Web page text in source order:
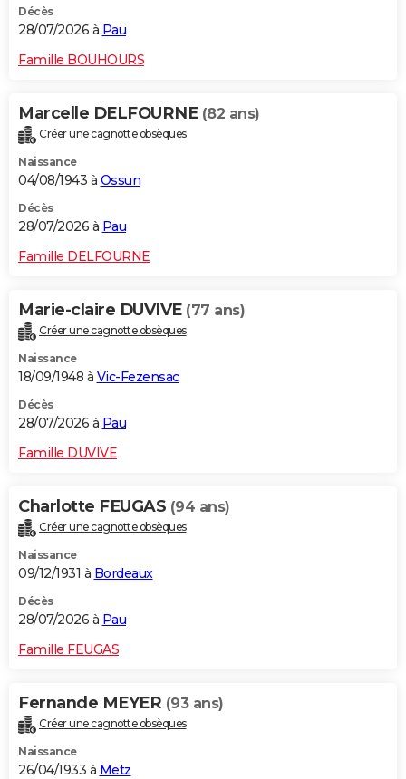
Décès
28/07/2026 à Pau
Famille BOUHOURS
Marcelle DELFOURNE (82 ans)
Créer une cagnotte obsèques
Naissance
04/08/1943 à Ossun
Décès
28/07/2026 à Pau
Famille DELFOURNE
Marie-claire DUVIVE (77 ans)
Créer une cagnotte obsèques
Naissance
18/09/1948 à Vic-Fezensac
Décès
28/07/2026 à Pau
Famille DUVIVE
Charlotte FEUGAS (94 ans)
Créer une cagnotte obsèques
Naissance
09/12/1931 à Bordeaux
Décès
28/07/2026 à Pau
Famille FEUGAS
Fernande MEYER (93 ans)
Créer une cagnotte obsèques
Naissance
26/04/1933 à Metz